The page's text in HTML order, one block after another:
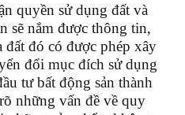
quyền sử dụng đất và
sẽ nắm được thông tin,
đó có được phép xây
đổi mục đích sử dụng
tư bất động sản thành
những vấn đề về quy